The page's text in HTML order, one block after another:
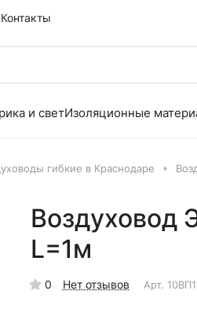
Контакты
и светИзоляционные
гибкие в Краснодаре
Воздуховод
L=1м
0 Нет отзывов Арт. 10ВП1